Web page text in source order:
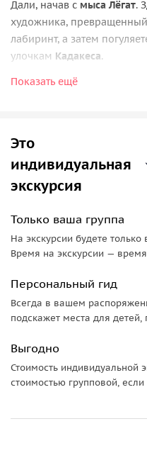
Дали, начав с мыса Лёгат.
художника,
лабиринт, а затем
улочкам Кадакеса.
Далее вас ждет
и погрузитесь в
ведьм» Рупита
Один из дней нашего
посвящен наследию
романтичный замок,
Гале.
вы прикоснетесь к
монастыре с
насладитесь
Показать ещё
Это
индивидуальная
экскурсия
Только ваша группа
На экскурсии будете
Время на экскурсии —
Персональный гид
Всегда в вашем
подскажет места для детей,
Выгодно
Стоимость индивидуальной
стоимостью групповой,